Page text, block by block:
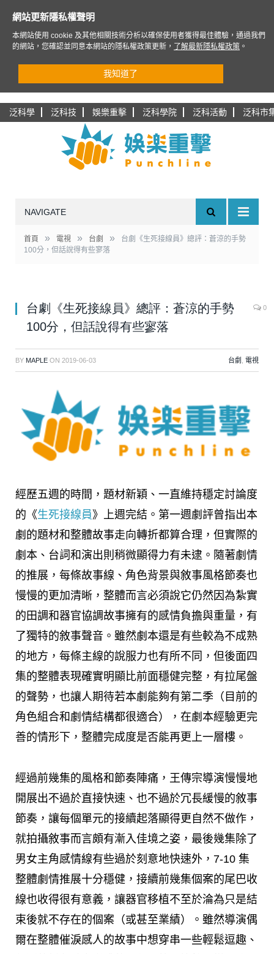
泛科學 泛科技 娛樂重擊 泛科學院 泛科活動 泛科市
NAVIGATE
首頁 » 電視 » 台劇 »
台劇《生死接線員》總評：蒼涼的手勢
100分，但話說得有些寥落
台劇《生死接線員》總評：蒼涼的手勢
100分，但話說得有些寥落
0
BY MAPLE ON 2019-06-03 台劇 電視
經歷五週的時間，題材新穎、一直維持穩定討論度
的《生死接線員》上週完結。第一週劇評曾指出本
劇的題材和整體故事走向轉折都算合理，但實際的
劇本、台詞和演出則稍微顯得力有未逮。隨著劇情
的推展，每條故事線、角色背景與敘事風格節奏也
慢慢的更加清晰，整體而言必須說它仍然因為紮實
的田調和器官協調故事擁有的感情負擔與重量，有
了獨特的敘事聲音。雖然劇本還是有些較為不成熟
的地方，每條主線的說服力也有所不同，但後面四
集的整體表現確實明顯比前面穩健完整，有拉尾盤
的聲勢，也讓人期待若本劇能夠有第二季（目前的
角色組合和劇情結構都很適合），在劇本經驗更完
善的情形下，整體完成度是否能再更上一層樓。
經過前幾集的風格和節奏陣痛，王傳宗導演慢慢地
開展出不過於直接快速、也不過於冗長緩慢的敘事
節奏，讓每個單元的接續起落顯得更自然不做作，
就拍攝敘事而言頗有漸入佳境之姿，最後幾集除了
男女主角感情線有些過於刻意地快速外，7-10 集
整體劇情推展十分穩健，接續前幾集個案的尾巴收
線也收得很有意義，讓器官移植不至於淪為只是結
束後就不存在的個案（或甚至業績）。雖然導演偶
爾在整體催淚感人的故事中想穿串一些輕鬆逗趣、
網站更新隱私權聲明
本網站使用 cookie 及其他相關技術分析以確保使用者獲得最佳體驗，通過我們
的網站，您確認並同意本網站的隱私權政策更新，
了解最新隱私權政策 。
我知道了